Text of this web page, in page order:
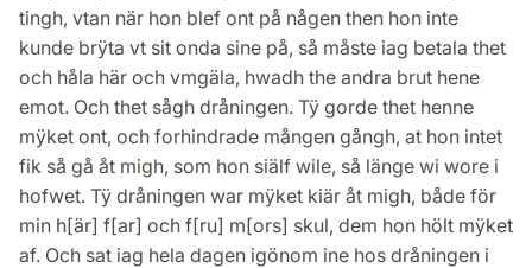
tingh, vtan när hon blef ont på någen then hon inte
kunde brÿta vt sit onda sine på, så måste iag betala thet
och håla här och vmgäla, hwadh the andra brut hene
emot. Och thet sågh dråningen. Tÿ gorde thet henne
mÿket ont, och forhindrade mången gångh, at hon intet
fik så gå åt migh, som hon siälf wile, så länge wi wore i
hofwet. Tÿ dråningen war mÿket kiär åt migh, både för
min h[är] f[ar] och f[ru] m[ors] skul, dem hon hölt mÿket
af. Och sat iag hela dagen igönom ine hos dråningen i